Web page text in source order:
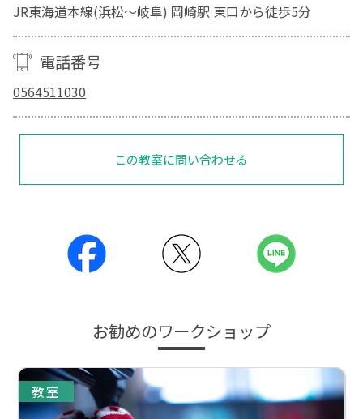
JR東海道本線(浜松～岐阜) 岡崎駅 東口から徒歩5分
電話番号
0564511030
この教室に問い合わせる
お勧めのワークショップ
教室